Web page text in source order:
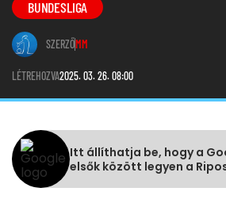
BUNDESLIGA
SZERZŐMM
LÉTREHOZVA2025. 03. 26. 08:00
Itt állíthatja be, hogy a
elsők között legyen a